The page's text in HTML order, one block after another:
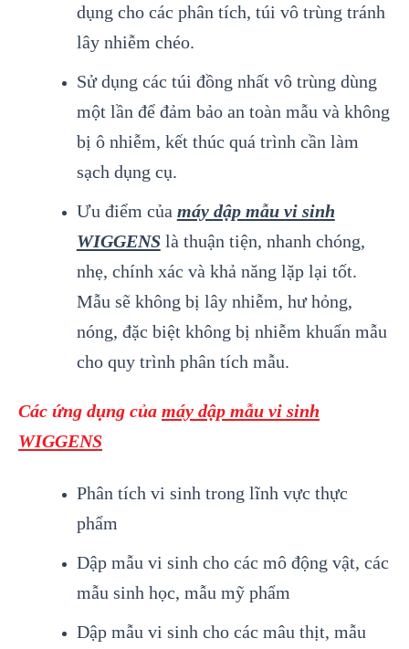
dụng cho các phân tích, túi vô trùng tránh
lây nhiễm chéo.
Sử dụng các túi đồng nhất vô trùng dùng
một lần để đảm bảo an toàn mẫu và không
bị ô nhiễm, kết thúc quá trình cần làm
sạch dụng cụ.
Ưu điểm của máy dập mẫu vi sinh
WIGGENSlà thuận tiện, nhanh chóng,
nhẹ, chính xác và khả năng lặp lại tốt.
Mẫu sẽ không bị lây nhiễm, hư hỏng,
nóng, đặc biệt không bị nhiễm khuẩn mẫu
cho quy trình phân tích mẫu.
Các ứng dụng của máy dập mẫu vi sinh
WIGGENS
Phân tích vi sinh trong lĩnh vực thực
phẩm
Dập mẫu vi sinh cho các mô động vật, các
mẫu sinh học, mẫu mỹ phẩm
Dập mẫu vi sinh cho các mâu thịt, mẫu